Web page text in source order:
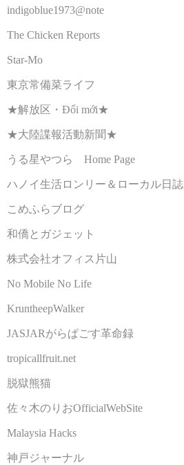
indigoblue1973@note
The Chicken Reports
Star-Mo
東京常備菜ライフ
★解放区・Đổi mới★
★大陸諜報活動新聞★
うる星やつら Home Page
ハノイ生活ロンリー＆ローカル日誌
こめふらブログ
和僑とガジェット
株式会社オフィス片山
No Mobile No Life
KruntheepWalker
JASJARがらぱごす革命録
tropicallfruit.net
脱獄熊猫
佐々木のりおOfficialWebSite
Malaysia Hacks
神戸ジャーナル